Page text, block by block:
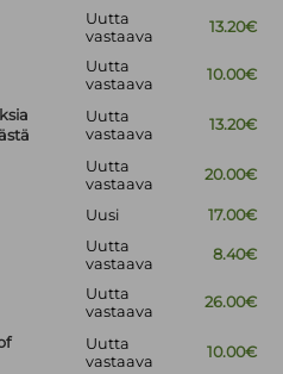
Uutta
vastaava
13.20€
Uutta
vastaava
10.00€
Uutta
vastaava
13.20€
Uutta
vastaava
20.00€
Uusi 17.00€
Uutta
vastaava
8.40€
Uutta
vastaava
26.00€
Uutta
vastaava
10.00€